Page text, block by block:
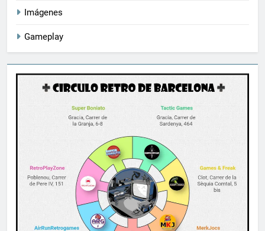
Imágenes
Gameplay